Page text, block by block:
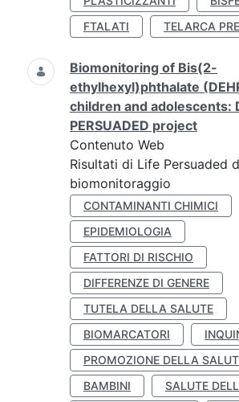
FTALATI
TELARCA
Biomonitoring of Bis(2-
ethylhexyl)phthalate
children and adolescents:
PERSUADED project
Contenuto Web
Risultati di Life Persuaded
biomonitoraggio
CONTAMINANTI CHIMICI
EPIDEMIOLOGIA
FATTORI DI RISCHIO
DIFFERENZE DI GENERE
TUTELA DELLA SALUTE
BIOMARCATORI
PROMOZIONE DELLA
BAMBINI
SALUTE